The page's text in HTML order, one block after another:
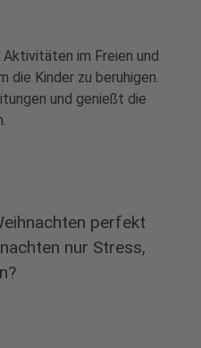
im Freien und
die Kinder zu beruhigen.
und genießt die
perfekt
nur Stress,